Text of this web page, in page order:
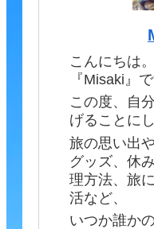
こんにちは
『Misaki』で
この度、自
げることに
旅の思い出
グッズ、休
理方法、旅
活など、
いつか誰か